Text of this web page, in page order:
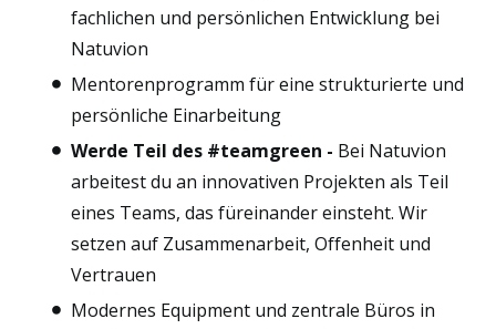
fachlichen und persönlichen Entwicklung bei
Natuvion
Mentorenprogramm für eine strukturierte und
persönliche Einarbeitung
Werde Teil des #teamgreen - Bei Natuvion
arbeitest du an innovativen Projekten als Teil
eines Teams, das füreinander einsteht. Wir
setzen auf Zusammenarbeit, Offenheit und
Vertrauen
Modernes Equipment und zentrale Büros in